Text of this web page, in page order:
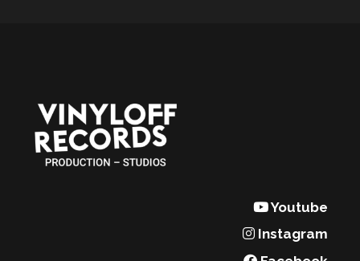
Youtube
Instagram